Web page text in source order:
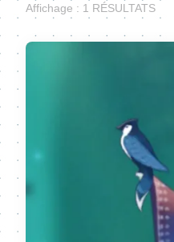
Affichage : 1 RÉSULTATS